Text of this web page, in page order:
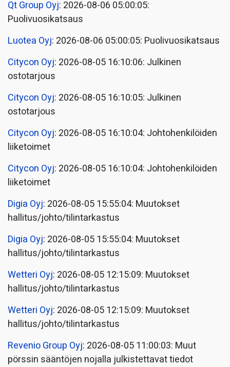
Qt Group Oyj: 2026-08-06 05:00:05:
Puolivuosikatsaus
Luotea Oyj: 2026-08-06 05:00:05: Puolivuosikatsaus
Citycon Oyj: 2026-08-05 16:10:06: Julkinen
ostotarjous
Citycon Oyj: 2026-08-05 16:10:05: Julkinen
ostotarjous
Citycon Oyj: 2026-08-05 16:10:04: Johtohenkilöiden
liiketoimet
Citycon Oyj: 2026-08-05 16:10:04: Johtohenkilöiden
liiketoimet
Digia Oyj: 2026-08-05 15:55:04: Muutokset
hallitus/johto/tilintarkastus
Digia Oyj: 2026-08-05 15:55:04: Muutokset
hallitus/johto/tilintarkastus
Wetteri Oyj: 2026-08-05 12:15:09: Muutokset
hallitus/johto/tilintarkastus
Wetteri Oyj: 2026-08-05 12:15:09: Muutokset
hallitus/johto/tilintarkastus
Revenio Group Oyj: 2026-08-05 11:00:03: Muut
pörssin sääntöjen nojalla julkistettavat tiedot